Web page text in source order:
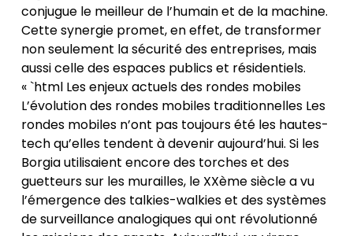
conjugue le meilleur de l’humain et de la machine.
Cette synergie promet, en effet, de transformer
non seulement la sécurité des entreprises, mais
aussi celle des espaces publics et résidentiels.
« `html Les enjeux actuels des rondes mobiles
L’évolution des rondes mobiles traditionnelles Les
rondes mobiles n’ont pas toujours été les hautes-
tech qu’elles tendent à devenir aujourd’hui. Si les
Borgia utilisaient encore des torches et des
guetteurs sur les murailles, le XXème siècle a vu
l’émergence des talkies-walkies et des systèmes
de surveillance analogiques qui ont révolutionné